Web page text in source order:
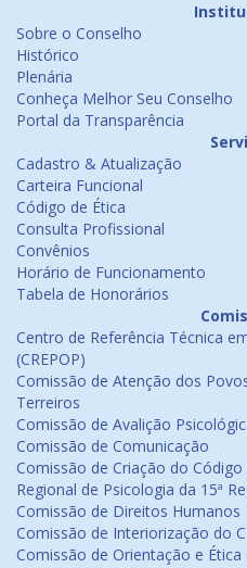
Sobre o Conselho
Histórico
Plenária
Conheça Melhor Seu Conselho
Portal da Transparência
Cadastro & Atualização
Carteira Funcional
Código de Ética
Consulta Profissional
Convênios
Horário de Funcionamento
Tabela de Honorários
Centro de Referência Técnica
(CREPOP)
Comissão de Atenção dos
Terreiros
Comissão de Avalição
Comissão de Comunicação
Comissão de Criação do
Regional de Psicologia da 15ª
Comissão de Direitos Humanos
Comissão de Interiorização do
Comissão de Orientação e Ética